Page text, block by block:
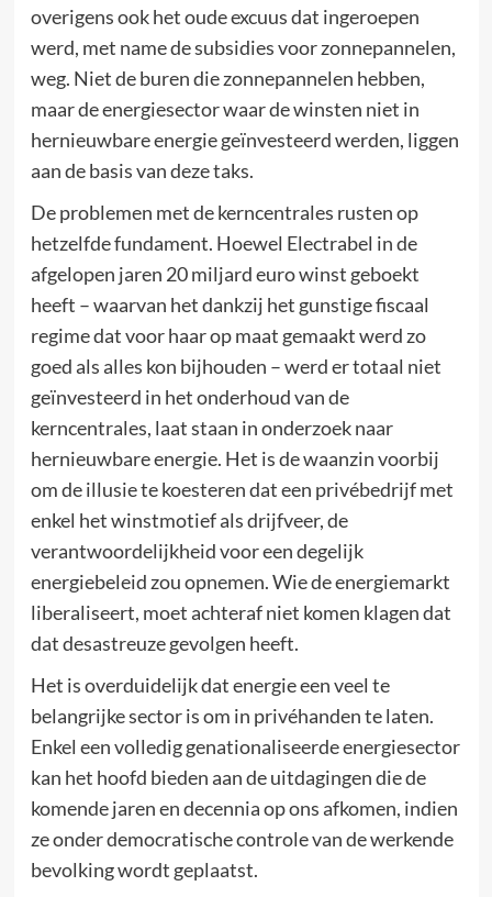
overigens ook het oude excuus dat ingeroepen
werd, met name de subsidies voor zonnepannelen,
weg. Niet de buren die zonnepannelen hebben,
maar de energiesector waar de winsten niet in
hernieuwbare energie geïnvesteerd werden, liggen
aan de basis van deze taks.
De problemen met de kerncentrales rusten op
hetzelfde fundament. Hoewel Electrabel in de
afgelopen jaren 20 miljard euro winst geboekt
heeft – waarvan het dankzij het gunstige fiscaal
regime dat voor haar op maat gemaakt werd zo
goed als alles kon bijhouden – werd er totaal niet
geïnvesteerd in het onderhoud van de
kerncentrales, laat staan in onderzoek naar
hernieuwbare energie. Het is de waanzin voorbij
om de illusie te koesteren dat een privébedrijf met
enkel het winstmotief als drijfveer, de
verantwoordelijkheid voor een degelijk
energiebeleid zou opnemen. Wie de energiemarkt
liberaliseert, moet achteraf niet komen klagen dat
dat desastreuze gevolgen heeft.
Het is overduidelijk dat energie een veel te
belangrijke sector is om in privéhanden te laten.
Enkel een volledig genationaliseerde energiesector
kan het hoofd bieden aan de uitdagingen die de
komende jaren en decennia op ons afkomen, indien
ze onder democratische controle van de werkende
bevolking wordt geplaatst.